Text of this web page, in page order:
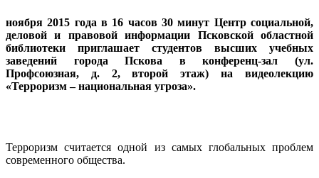
ноября 2015 года в 16 часов 30 минут Центр социальной,
деловой и правовой информации Псковской областной
библиотеки приглашает студентов высших учебных
заведений города Пскова в конференц-зал (ул.
Профсоюзная, д. 2, второй этаж) на видеолекцию
«Терроризм – национальная угроза».
Терроризм считается одной из самых глобальных проблем
современного общества.